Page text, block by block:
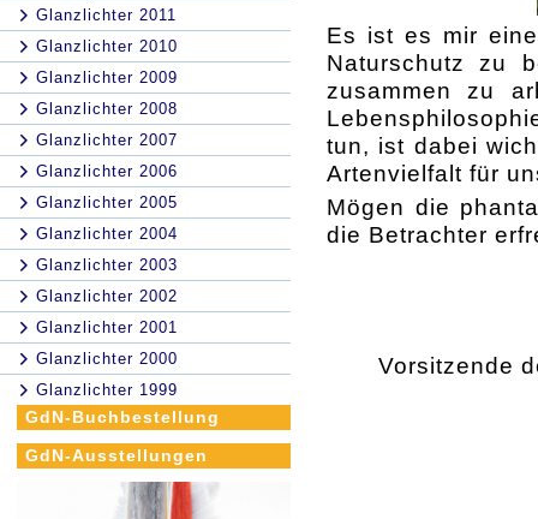
Glanzlichter 2011
Glanzlichter 2010
Glanzlichter 2009
Glanzlichter 2008
Glanzlichter 2007
Glanzlichter 2006
Glanzlichter 2005
Glanzlichter 2004
Glanzlichter 2003
Glanzlichter 2002
Glanzlichter 2001
Glanzlichter 2000
Glanzlichter 1999
GdN-Buchbestellung
GdN-Ausstellungen
Es ist es mir
Naturschutz zu
zusammen zu
tun, ist dabei
Artenvielfalt für
Mögen die
die Betrachter
Vorsitzende